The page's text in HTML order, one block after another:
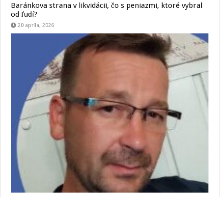
Baránkova strana v likvidácii, čo s peniazmi, ktoré vybral
od ľudí?
20 apríla, 2026